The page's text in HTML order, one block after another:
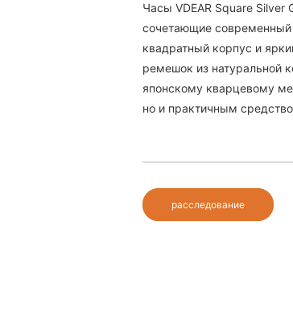
Часы VDEAR Square Silver
сочетающие
квадратный корпус и
ремешок из натуральной
японскому кварцевому
но и практичным
расследование